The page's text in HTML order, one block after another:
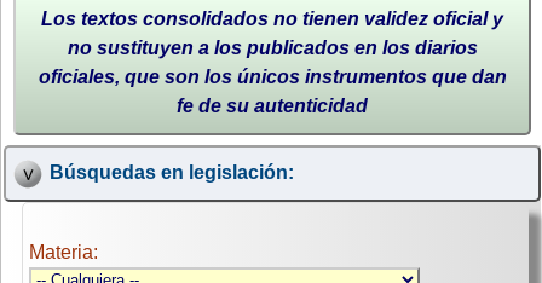
Los textos consolidados no tienen validez oficial y
no sustituyen a los publicados en los diarios
oficiales, que son los únicos instrumentos que dan
fe de su autenticidad
Búsquedas en legislación:
Materia: